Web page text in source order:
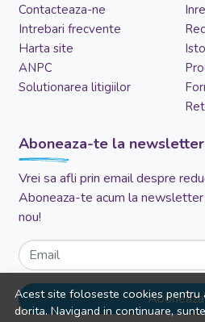
Acest site foloseste cookies
dorita. Navigand in continuare,
Contacteaza-ne
Intrebari frecvente
Harta site
ANPC
Solutionarea litigiilor
Aboneaza-te la newsletter
Vrei sa afli prin email despre
Aboneaza-te acum la
nou!
Email